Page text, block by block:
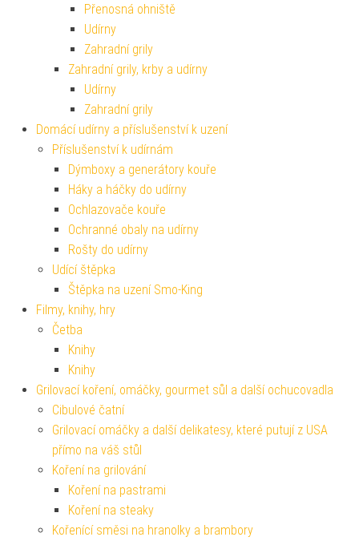
Přenosná ohniště
Udírny
Zahradní grily
Zahradní grily, krby a udírny
Udírny
Zahradní grily
Domácí udírny a příslušenství k uzení
Příslušenství k udírnám
Dýmboxy a generátory kouře
Háky a háčky do udírny
Ochlazovače kouře
Ochranné obaly na udírny
Rošty do udírny
Udící štěpka
Štěpka na uzení Smo-King
Filmy, knihy, hry
Četba
Knihy
Knihy
Grilovací koření, omáčky, gourmet sůl a další ochucovadla
Cibulové čatní
Grilovací omáčky a další delikatesy, které putují z USA
přímo na váš stůl
Koření na grilování
Koření na pastrami
Koření na steaky
Kořenící směsi na hranolky a brambory